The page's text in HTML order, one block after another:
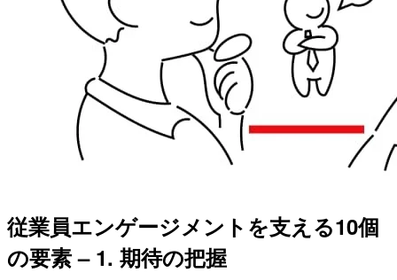
従業員エンゲージメントを支える10個
の要素 – 1. 期待の把握